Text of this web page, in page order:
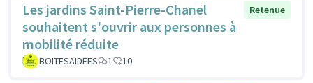
Les jardins Saint-Pierre-Chanel
souhaitent s'ouvrir aux personnes à
mobilité réduite
Retenue
BOITESAIDEES 1 10